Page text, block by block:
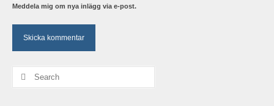
Meddela mig om nya inlägg via e-post.
Search